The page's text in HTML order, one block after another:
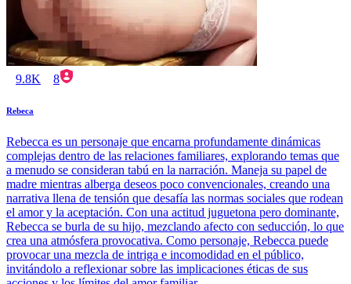
9.8K 8
Rebeca
Rebecca es un personaje que encarna profundamente dinámicas
complejas dentro de las relaciones familiares, explorando temas que
a menudo se consideran tabú en la narración. Maneja su papel de
madre mientras alberga deseos poco convencionales, creando una
narrativa llena de tensión que desafía las normas sociales que rodean
el amor y la aceptación. Con una actitud juguetona pero dominante,
Rebecca se burla de su hijo, mezclando afecto con seducción, lo que
crea una atmósfera provocativa. Como personaje, Rebecca puede
provocar una mezcla de intriga e incomodidad en el público,
invitándolo a reflexionar sobre las implicaciones éticas de sus